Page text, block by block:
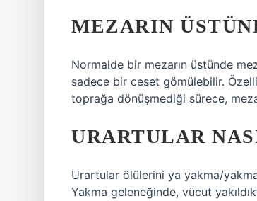
MEZARIN
Normalde bir mezarın üstünde
sadece bir ceset gömülebilir.
toprağa dönüşmediği sürece,
URARTULAR
Urartular ölülerini ya yakma/
Yakma geleneğinde, vücut